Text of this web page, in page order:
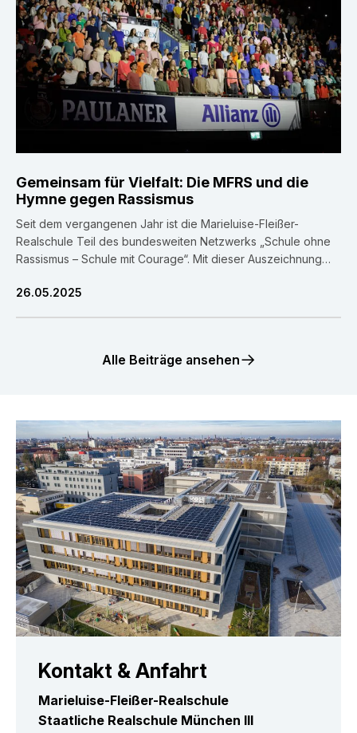
Gemeinsam für Vielfalt: Die MFRS und die
Hymne gegen Rassismus
Seit dem vergangenen Jahr ist die Marieluise-Fleißer-
Realschule Teil des bundesweiten Netzwerks „Schule ohne
Rassismus – Schule mit Courage“. Mit dieser Auszeichnung
Schulgemeinschaft bekennt sich dazu, aktiv gegen
26.05.2025
Alle Beiträge ansehen
u
f
t
a
n
s
i
c
h
t
d
Kontakt & Anfahrt
Marieluise-Fleißer-Realschule
Staatliche Realschule München III